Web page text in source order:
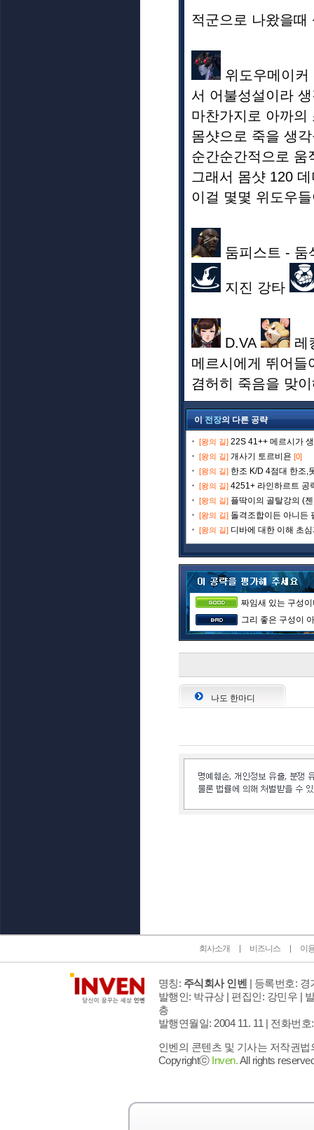
적군으로 나왔을때
위도우메이
서 어불성설이라
마찬가지로 아까의
몸샷으로 죽을 생
순간순간적으로 움
그래서 몸샷 120
이걸 몇몇 위도우
둠피스트 - 둠
지진 강타
D.VA
레
메르시에게 뛰어들
겸허히 죽음을 맞
이전장의 다른 공략
[왕의 길] 22S 41++ 메르시가
[왕의 길] 개사기 토르비욘 [0]
[왕의 길] 한조 K/D 4점대 한조,
[왕의 길] 4251+ 라인하르트 공
[왕의 길] 플딱이의 골탈강의 (
[왕의 길] 돌격조합이든 아니든
[왕의 길] 디바에 대한 이해 초
짜임새 있는 구성
그리 좋은 구성이
나도 한마디
회사소개 비즈니스 이
명칭: 주식회사 인벤 | 등록번호: 경
발행인: 박규상 | 편집인: 강민우 |
층
발행연월일: 2004 11. 11 | 전화번호
인벤의 콘텐츠 및 기사는 저작권
Copyrightⓒ Inven.All rights